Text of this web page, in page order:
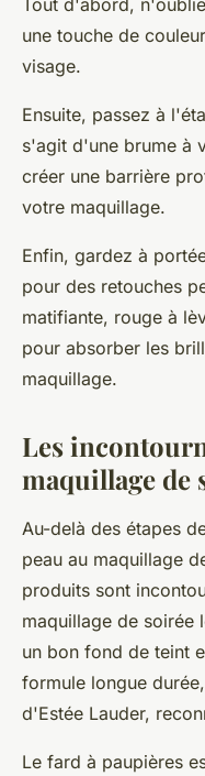
Tout d'abord,
une touche de
visage.
Ensuite, passez à
s'agit d'une brume à
créer une barrière
votre maquillage.
Enfin, gardez à
pour des retouches
matifiante, rouge à
pour absorber les
maquillage.
Les
maquillage de
Au-delà des étapes
peau au maquillage
produits sont
maquillage de soirée
un bon fond de teint
formule longue
d'Estée Lauder,
Le fard à paupières